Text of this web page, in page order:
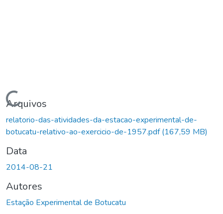
Carregando...
Arquivos
relatorio-das-atividades-da-estacao-experimental-de-
botucatu-relativo-ao-exercicio-de-1957.pdf(167,59 MB)
Data
2014-08-21
Autores
Estação Experimental de Botucatu